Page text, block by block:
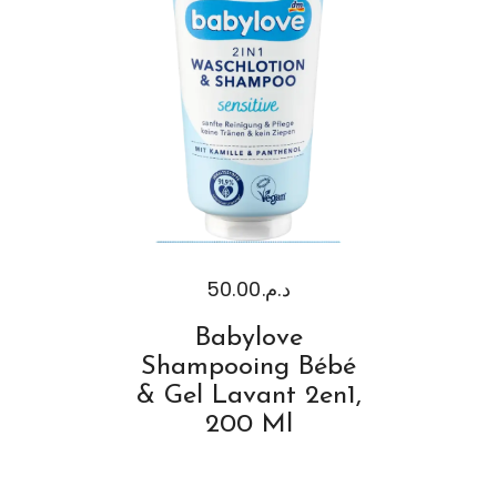
د.م.50.00
Babylove
Shampooing Bébé
& Gel Lavant 2en1,
200 Ml